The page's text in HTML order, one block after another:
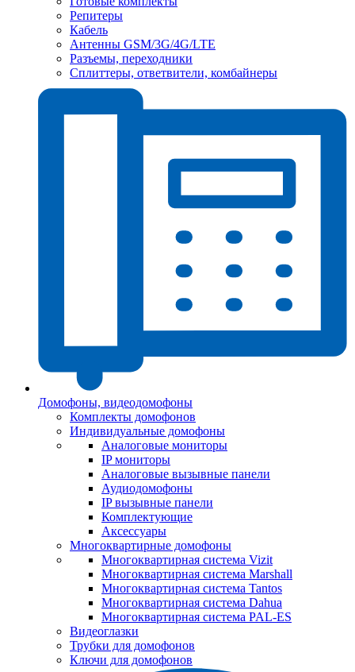
Репитеры
Кабель
Антенны GSM/3G/4G/LTE
Разъемы, переходники
Сплиттеры, ответвители, комбайнеры
Домофоны, видеодомофоны
Комплекты домофонов
Индивидуальные домофоны
Аналоговые мониторы
IP мониторы
Аналоговые вызывные панели
Аудиодомофоны
IP вызывные панели
Комплектующие
Аксессуары
Многоквартирные домофоны
Многоквартирная система Vizit
Многоквартирная система Marshall
Многоквартирная система Tantos
Многоквартирная система Dahua
Многоквартирная система PAL-ES
Видеоглазки
Трубки для домофонов
Ключи для домофонов